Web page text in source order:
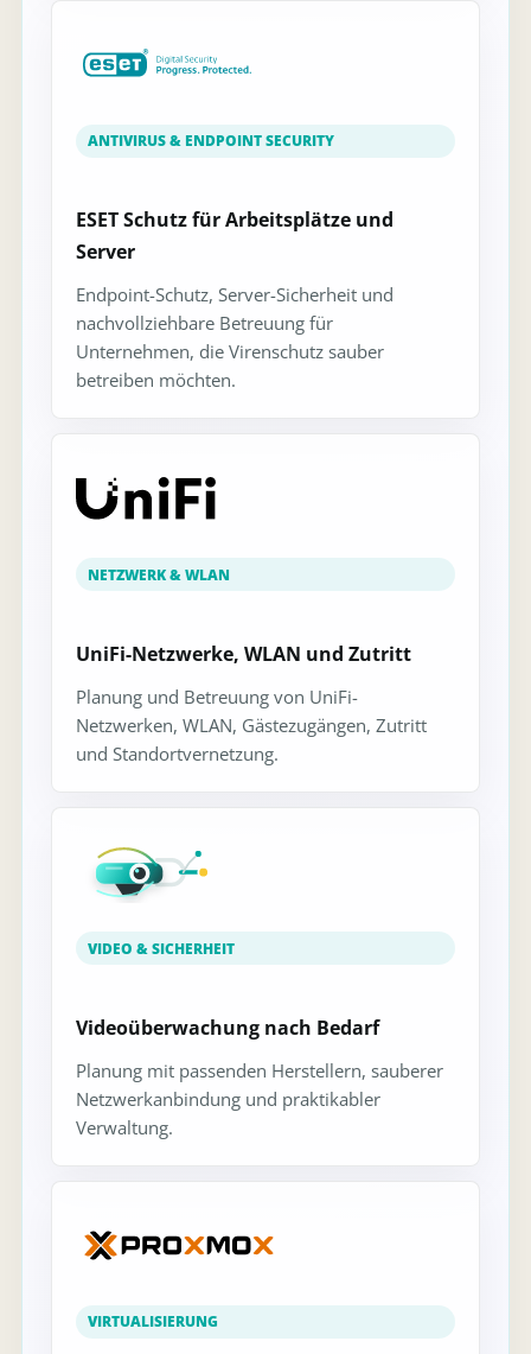
ANTIVIRUS & ENDPOINT SECURITY
ESET Schutz für Arbeitsplätze und
Server
Endpoint-Schutz, Server-Sicherheit und
nachvollziehbare Betreuung für
Unternehmen, die Virenschutz sauber
betreiben möchten.
NETZWERK & WLAN
UniFi-Netzwerke, WLAN und Zutritt
Planung und Betreuung von UniFi-
Netzwerken, WLAN, Gästezugängen, Zutritt
und Standortvernetzung.
VIDEO & SICHERHEIT
Videoüberwachung nach Bedarf
Planung mit passenden Herstellern, sauberer
Netzwerkanbindung und praktikabler
Verwaltung.
VIRTUALISIERUNG